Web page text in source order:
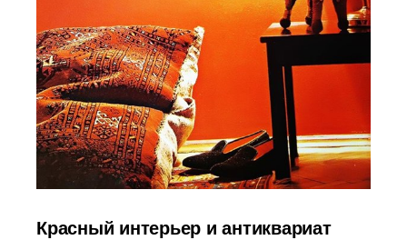
Красный интерьер и антиквариат